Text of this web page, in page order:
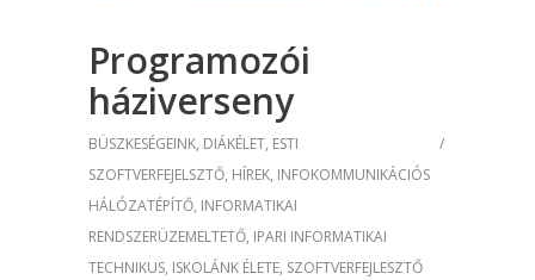
Programozói
háziverseny
BÜSZKESÉGEINK, DIÁKÉLET, ESTI
SZOFTVERFEJELSZTŐ, HÍREK, INFOKOMMUNIKÁCIÓS
HÁLÓZATÉPÍTŐ, INFORMATIKAI
RENDSZERÜZEMELTETŐ, IPARI INFORMATIKAI
TECHNIKUS, ISKOLÁNK ÉLETE, SZOFTVERFEJLESZTŐ